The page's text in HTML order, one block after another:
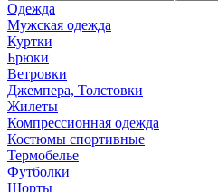
Одежда
Мужская одежда
Куртки
Брюки
Ветровки
Джемпера, Толстовки
Жилеты
Компрессионная одежда
Костюмы спортивные
Термобелье
Футболки
Шорты